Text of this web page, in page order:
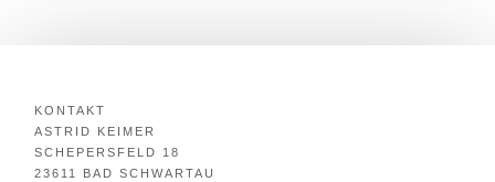
KONTAKT
ASTRID KEIMER
SCHEPERSFELD 18
23611 BAD SCHWARTAU